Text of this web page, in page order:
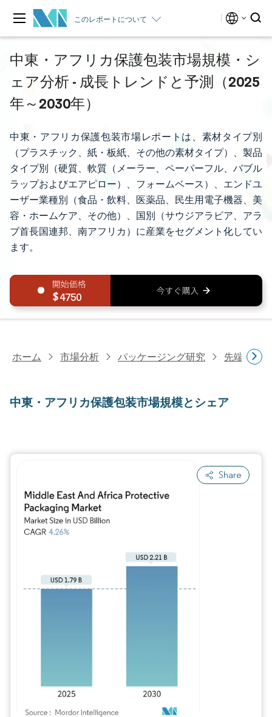
このレポートについて
中東・アフリカ保護包装市場規模・シ
ェア分析 - 成長トレンドと予測（2025
年～2030年）
中東・アフリカ保護包装市場レポートは、素材タイプ別
（プラスチック、紙・板紙、その他の素材タイプ）、製品
タイプ別（硬質、軟質（メーラー、ペーパーフル、バブル
ラップおよびエアピロー）、フォームベース）、エンドユ
ーザー業種別（食品・飲料、医薬品、民生用電子機器、美
容・ホームケア、その他）、国別（サウジアラビア、アラ
ブ首長国連邦、南アフリカ）に産業をセグメント化してい
ます。
4750
ホーム 市場分析 パッケージング研究 先端パッ
中東・アフリカ保護包装市場規模とシェア
Share